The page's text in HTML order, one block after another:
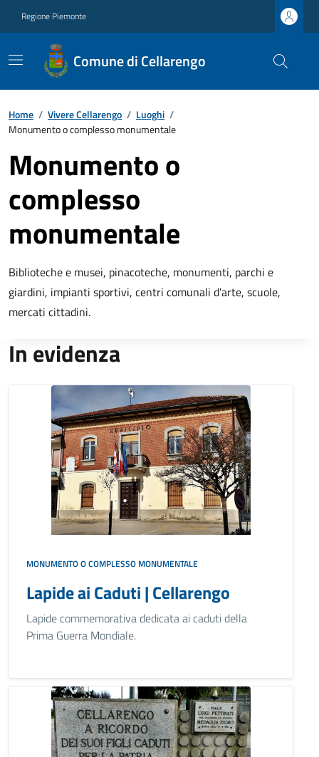
Regione Piemonte
Comune di Cellarengo
Home / Vivere Cellarengo / Luoghi /
Monumento o complesso monumentale
Monumento o
complesso
monumentale
Biblioteche e musei, pinacoteche, monumenti, parchi e
giardini, impianti sportivi, centri comunali d'arte, scuole,
mercati cittadini.
In evidenza
MONUMENTO O COMPLESSO MONUMENTALE
Lapide ai Caduti | Cellarengo
Lapide commemorativa dedicata ai caduti della
Prima Guerra Mondiale.